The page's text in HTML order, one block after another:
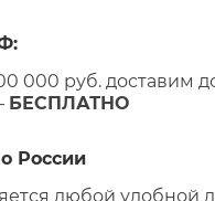
000 руб. доставим
БЕСПЛАТНО
России
любой удобной